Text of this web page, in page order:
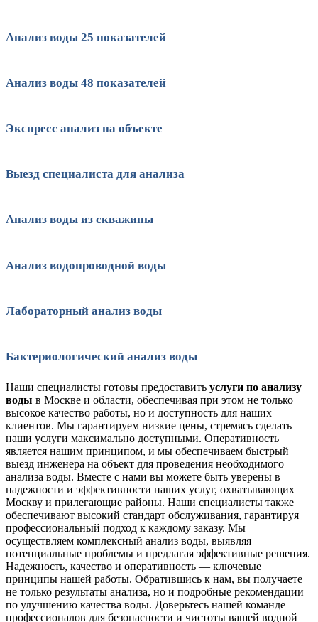
Анализ воды 25 показателей
Анализ воды 48 показателей
Экспресс анализ на объекте
Выезд специалиста для анализа
Анализ воды из скважины
Анализ водопроводной воды
Лабораторный анализ воды
Бактериологический анализ воды
Наши специалисты готовы предоставить услуги по анализу
воды в Москве и области, обеспечивая при этом не только
высокое качество работы, но и доступность для наших
клиентов. Мы гарантируем низкие цены, стремясь сделать
наши услуги максимально доступными. Оперативность
является нашим принципом, и мы обеспечиваем быстрый
выезд инженера на объект для проведения необходимого
анализа воды. Вместе с нами вы можете быть уверены в
надежности и эффективности наших услуг, охватывающих
Москву и прилегающие районы. Наши специалисты также
обеспечивают высокий стандарт обслуживания, гарантируя
профессиональный подход к каждому заказу. Мы
осуществляем комплексный анализ воды, выявляя
потенциальные проблемы и предлагая эффективные решения.
Надежность, качество и оперативность — ключевые
принципы нашей работы. Обратившись к нам, вы получаете
не только результаты анализа, но и подробные рекомендации
по улучшению качества воды. Доверьтесь нашей команде
профессионалов для безопасности и чистоты вашей водной